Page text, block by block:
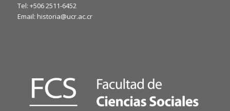
Tel: +506 2511-6452
Email: historia@ucr.ac.cr